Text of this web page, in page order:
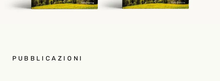
PUBBLICAZIONI